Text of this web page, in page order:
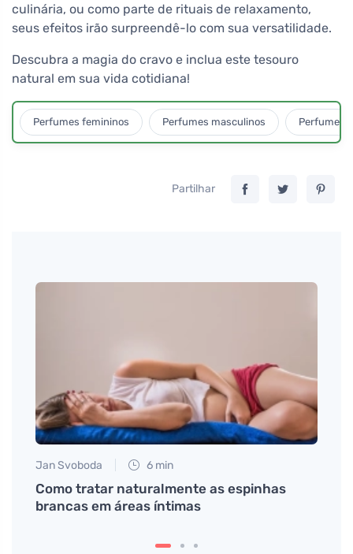
culinária, ou como parte de rituais de relaxamento,
seus efeitos irão surpreendê-lo com sua versatilidade.
Descubra a magia do cravo e inclua este tesouro
natural em sua vida cotidiana!
Perfumes femininos Perfumes masculinos Perfumes
Partilhar
Jan Svoboda 6 min
Como tratar naturalmente as espinhas
brancas em áreas íntimas